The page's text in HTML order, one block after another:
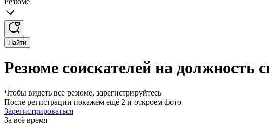
Найти
Резюме соискателей на должность
Чтобы видеть все резюме, зарегистрируйтесь
После регистрации покажем ещё 2 и откроем фото
Зарегистрироваться
За всё время